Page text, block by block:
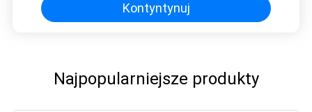
Kontyntynuj
Najpopularniejsze produkty